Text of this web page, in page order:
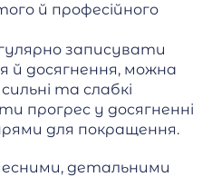
й професійного
записувати
й досягнення, можна
та слабкі
прогрес у досягненні
для покращення.
детальними